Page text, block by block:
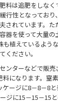
料は追肥をしな
行性となってお
されています。た
器を使って大量
植えているよう
ください。
ンターなどで販
になります。窒
ージに8－8－8
ジに15－15－15